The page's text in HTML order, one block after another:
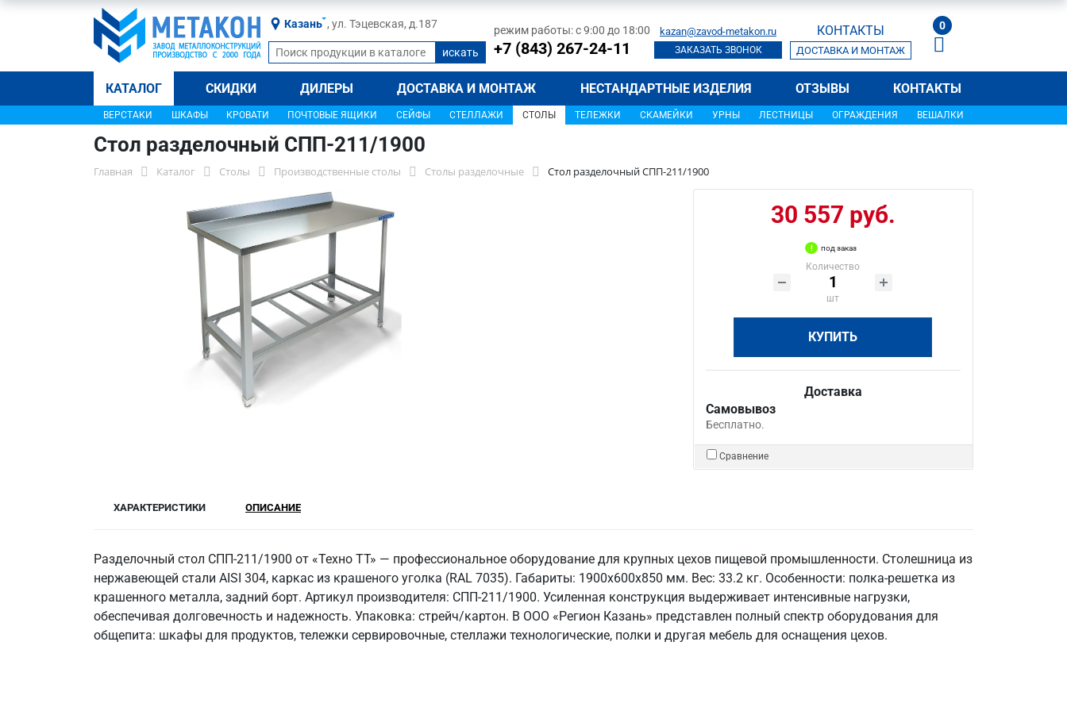
Казань , ул. Тэцевская, д.187 режим работы: с 9:00 до 18:00
+7 (843) 267-24-11
kazan@zavod-metakon.ru
ЗАКАЗАТЬ ЗВОНОК
КОНТАКТЫ
ДОСТАВКА И МОНТАЖ
0
КАТАЛОГ СКИДКИ ДИЛЕРЫ ДОСТАВКА И МОНТАЖ НЕСТАНДАРТНЫЕ ИЗДЕЛИЯ ОТЗЫВЫ КОНТАКТЫ
ВЕРСТАКИ ШКАФЫ КРОВАТИ ПОЧТОВЫЕ ЯЩИКИ СЕЙФЫ СТЕЛЛАЖИ СТОЛЫ ТЕЛЕЖКИ СКАМЕЙКИ УРНЫ ЛЕСТНИЦЫ ОГРАЖДЕНИЯ ВЕШАЛКИ
Стол разделочный СПП-211/1900
Главная Каталог Столы Производственные столы Столы разделочные Стол разделочный СПП-211/1900
30 557 руб.
под заказ
Количество
шт
КУПИТЬ
Доставка
Самовывоз
Бесплатно.
Сравнение
ХАРАКТЕРИСТИКИ ОПИСАНИЕ
Разделочный стол СПП-211/1900 от «Техно ТТ» — профессиональное оборудование для крупных цехов пищевой промышленности. Столешница из
нержавеющей стали AISI 304, каркас из крашеного уголка (RAL 7035). Габариты: 1900x600x850 мм. Вес: 33.2 кг. Особенности: полка-решетка из
крашенного металла, задний борт. Артикул производителя: СПП-211/1900. Усиленная конструкция выдерживает интенсивные нагрузки,
обеспечивая долговечность и надежность. Упаковка: стрейч/картон. В ООО «Регион Казань» представлен полный спектр оборудования для
общепита: шкафы для продуктов, тележки сервировочные, стеллажи технологические, полки и другая мебель для оснащения цехов.